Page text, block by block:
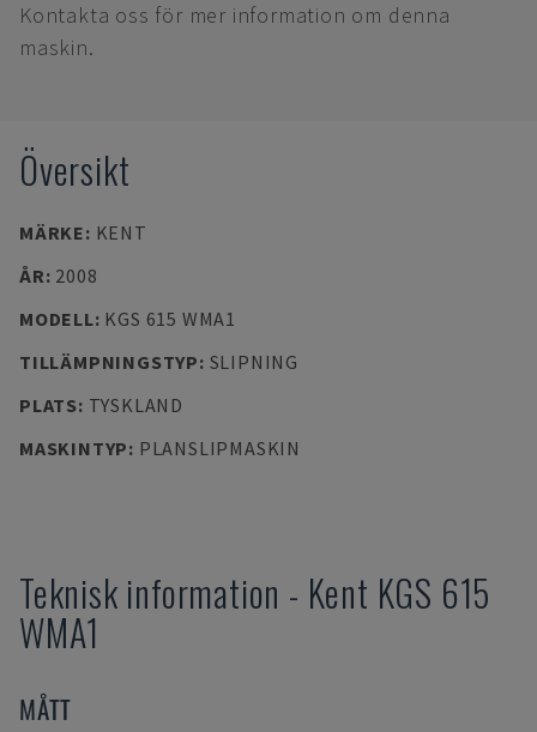
Kontakta oss för mer information om denna
maskin.
Översikt
MÄRKE: KENT
ÅR: 2008
MODELL: KGS 615 WMA1
TILLÄMPNINGSTYP: SLIPNING
PLATS: TYSKLAND
MASKINTYP: PLANSLIPMASKIN
Teknisk information - Kent KGS 615
WMA1
MÅTT